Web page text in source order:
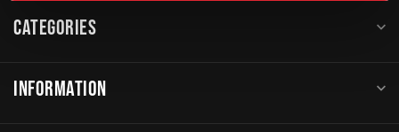
CATEGORIES
INFORMATION